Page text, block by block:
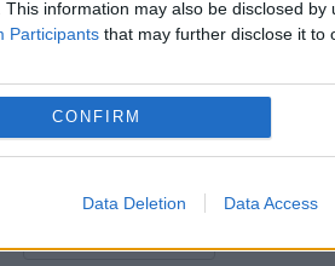
This information may also be disclosed
Participants that may further disclose it to
CONFIRM
Data Deletion Data Access
independent l-a inspirat pe
pentru a mai face o ofertă
Fierberea din tabăra